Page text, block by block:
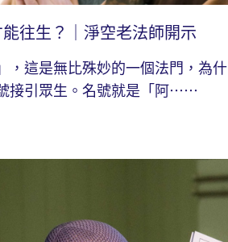
往生？｜淨空老法師開示
，這是無比殊妙的一個法門，為什
接引眾生。名號就是「阿⋯⋯